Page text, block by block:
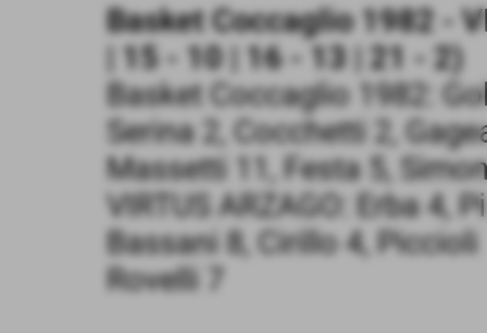
Basket Coccaglio 1982 -
| 15 - 10 | 16 - 13 | 21 - 2)
Basket Coccaglio 1982:
Serina 2, Cocchetti 2,
Massetti 11, Festa 5,
VIRTUS ARZAGO: Erba 4,
Bassani 8, Cirillo 4,
Rovelli 7